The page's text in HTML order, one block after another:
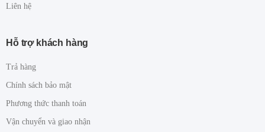
Liên hệ
Hỗ trợ khách hàng
Trả hàng
Chính sách bảo mật
Phương thức thanh toán
Vận chuyển và giao nhận